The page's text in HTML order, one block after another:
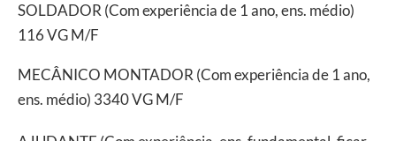
SOLDADOR (Com experiência de 1 ano, ens. médio)
116 VG M/F
MECÂNICO MONTADOR (Com experiência de 1 ano,
ens. médio) 3340 VG M/F